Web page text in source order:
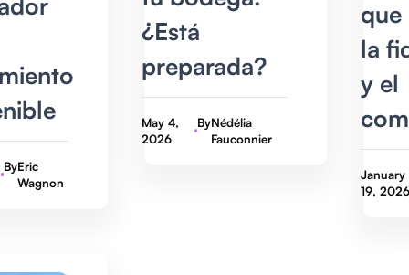
ByEric
Wagnon
¿Está
preparada?
May 4,
2026
ByNédélia
Fauconnier
que
la
y el
January
19, 2026